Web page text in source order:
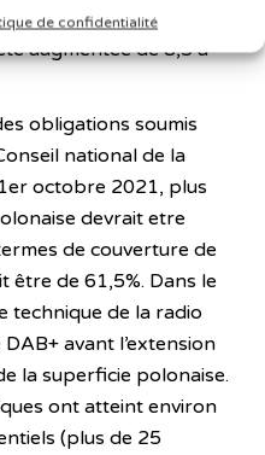
de confidentialité
de Srem, la
augmentée de 8,5 à
obligations soumis
national de la
octobre 2021, plus
devrait etre
de couverture de
être de 61,5%. Dans le
technique de la radio
avant l’extension
la superficie polonaise.
ont atteint environ
(plus de 25